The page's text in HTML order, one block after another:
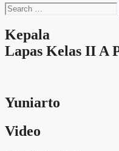
Search
for:
Kepala
Lapas Kelas II A
Yuniarto
Video